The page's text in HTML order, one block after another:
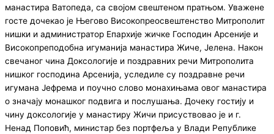
манастира Ватопеда, са својом свештеном пратњом. Уважене
госте дочекао је Његово Високопреосвештенство Митрополит
нишки и администратор Епархије жичке Господин Арсеније и
Високопреподобна игуманија манастира Жиче, Јелена. Након
свечаног чина Доксологије и поздравних речи Митрополита
нишког господина Арсенија, уследиле су поздравне речи
игумана Јефрема и поучно слово монахињама овог манастира
о значају монашког подвига и послушања. Дочеку гостију и
чину доксологије у манастиру Жичи присуствовао је и г.
Ненад Поповић, министар без портфеља у Влади Републике